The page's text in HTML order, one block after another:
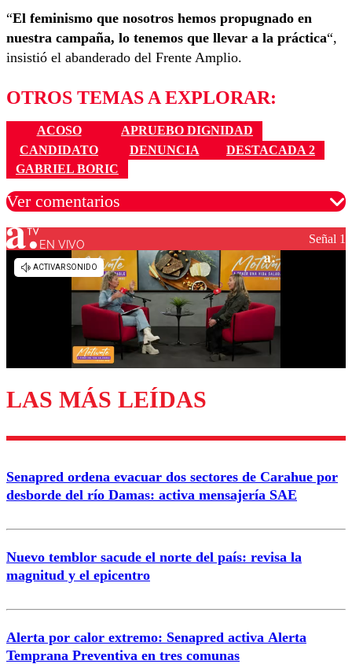
“El feminismo que nosotros hemos propugnado en
nuestra campaña, lo tenemos que llevar a la práctica“,
insistió el abanderado del Frente Amplio.
OTROS TEMAS A EXPLORAR:
ACOSO
APRUEBO DIGNIDAD
CANDIDATO
DENUNCIA
DESTACADA 2
GABRIEL BORIC
Ver comentarios
Los comentarios son moderados para garantizar un
diálogo respetuoso.
Enviar comentario
EN VIVO Señal 1
LAS MÁS LEÍDAS
Senapred ordena evacuar dos sectores de Carahue por
desborde del río Damas: activa mensajería SAE
Nuevo temblor sacude el norte del país: revisa la
magnitud y el epicentro
Alerta por calor extremo: Senapred activa Alerta
Temprana Preventiva en tres comunas